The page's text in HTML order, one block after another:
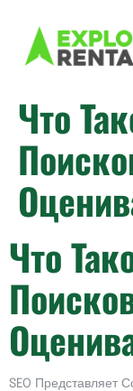
Что
Что
SEO Представляет